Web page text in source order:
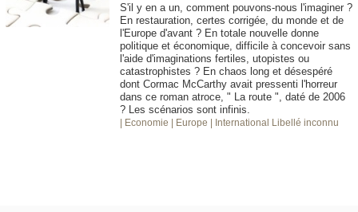
S'il y en a un, comment pouvons-nous l'imaginer ?
En restauration, certes corrigée, du monde et de
l'Europe d'avant ? En totale nouvelle donne
politique et économique, difficile à concevoir sans
l'aide d'imaginations fertiles, utopistes ou
catastrophistes ? En chaos long et désespéré
dont Cormac McCarthy avait pressenti l'horreur
dans ce roman atroce, " La route ", daté de 2006
? Les scénarios sont infinis.
| Economie | Europe | International Libellé inconnu